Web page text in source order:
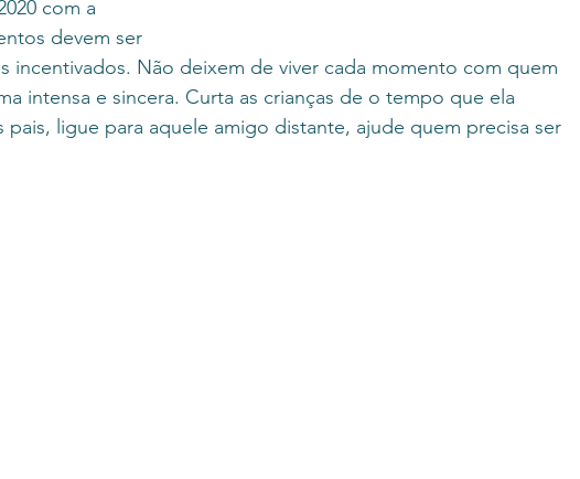
devem ser
incentivados. Não deixem de viver cada momento com quem
intensa e sincera. Curta as crianças de o tempo que ela
pais, ligue para aquele amigo distante, ajude quem precisa ser